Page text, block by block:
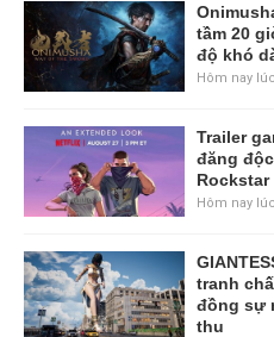
tầm 20
độ khó
Hôm nay
Trailer
đăng
Hôm nay
tranh
đồng sự
thu